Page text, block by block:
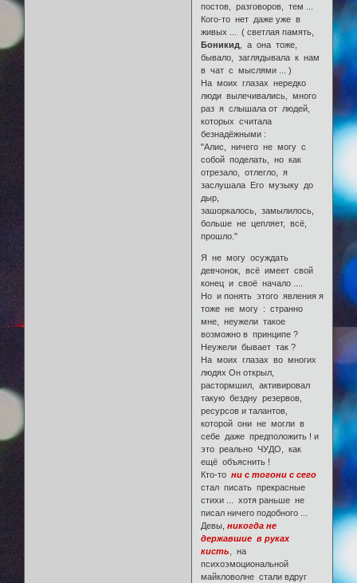
постов, разговоров, тем ...
Кого-то нет даже уже в
живых ... ( светлая память,
Боникид , а она тоже,
бывало, заглядывала к нам
в чат с мыслями ... )
На моих глазах нередко
люди вылечивались, много
раз я слышала от людей,
которых считала
безнадёжными :
"Алис, ничего не могу с
собой поделать, но как
отрезало, отлегло, я
заслушала Его музыку до
дыр,
зашоркалось, замылилось,
больше не цепляет, всё,
прошло."
Я не могу осуждать
девчонок, всё имеет свой
конец и своё начало ....
Но и понять этого явления я
тоже не могу : странно
мне, неужели такое
возможно в принципе ?
Неужели бывает так ?
На моих глазах во многих
людях Он открыл,
растормшил, активировал
такую бездну резервов,
ресурсов и талантов,
которой они не могли в
себе даже предположить ! и
это реально ЧУДО, как
ещё объяснить !
Кто-тони с тогони с сего
стал писать прекрасные
стихи ... хотя раньше не
писал ничего подобного ...
Девы,никогда не
державшие в руках
кисть , на
психоэмоциональной
майкловолне стали вдруг